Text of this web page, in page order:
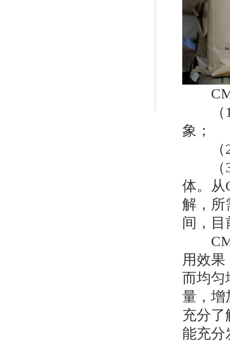
CMC
（1
象；
（2
（3
体。从
解，所
间，
CMC
用效
而均匀
量，增
充分了
能充分